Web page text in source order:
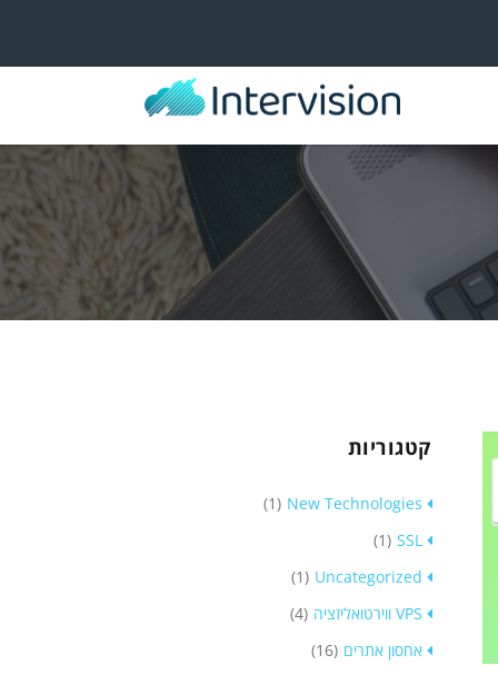
קטגוריות
New Technologies
(1)
SSL
(1)
Uncategorized
(1)
VPS ווירטואליזציה
(4)
אחסון אתרים (16)